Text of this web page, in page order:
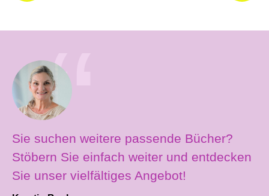
Sie suchen weitere passende Bücher?
Stöbern Sie einfach weiter und entdecken
Sie unser vielfältiges Angebot!